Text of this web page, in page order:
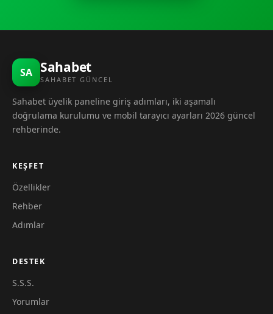
SA Sahabet
SAHABET GÜNCEL
Sahabet üyelik paneline giriş adımları, iki aşamalı
doğrulama kurulumu ve mobil tarayıcı ayarları 2026 güncel
rehberinde.
KEŞFET
Özellikler
Rehber
Adımlar
DESTEK
S.S.S.
Yorumlar